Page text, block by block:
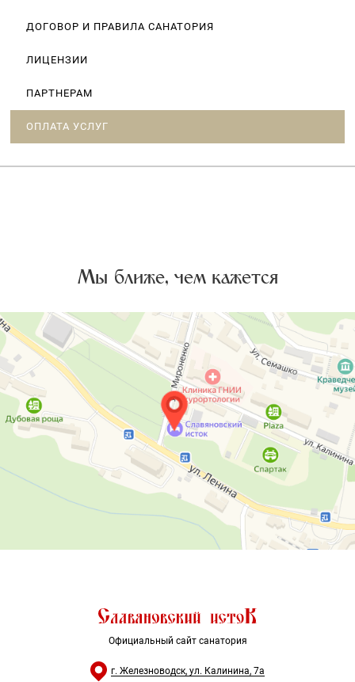
ДОГОВОР И ПРАВИЛА САНАТОРИЯ
ЛИЦЕНЗИИ
ПАРТНЕРАМ
ОПЛАТА УСЛУГ
Мы ближе, чем кажется
Официальный сайт санатория
г. Железноводск, ул. Калинина, 7а